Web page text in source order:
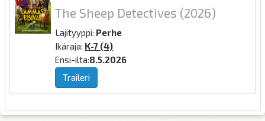
The Sheep Detectives (2026)
Lajityyppi: Perhe
Ikäraja: K-7 (4)
Ensi-ilta:8.5.2026
Traileri